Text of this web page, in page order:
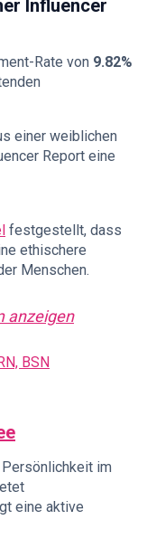
Influencer
Rate von 9.82%
einer weiblichen
Report eine
festgestellt, dass
ethischere
Menschen.
anzeigen
BSN
im
eine aktive